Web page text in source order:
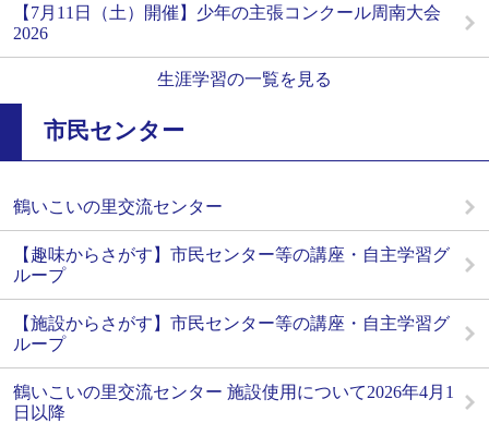
【7月11日（土）開催】少年の主張コンクール周南大会
2026
生涯学習の一覧を見る
市民センター
鶴いこいの里交流センター
【趣味からさがす】市民センター等の講座・自主学習グ
ループ
【施設からさがす】市民センター等の講座・自主学習グ
ループ
鶴いこいの里交流センター 施設使用について2026年4月1
日以降